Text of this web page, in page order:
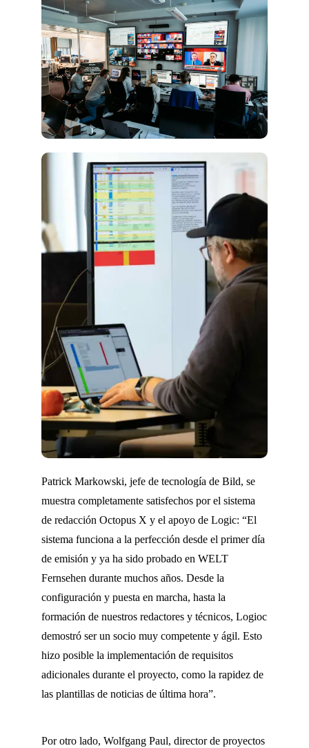
Patrick Markowski, jefe de tecnología de Bild, se
muestra completamente satisfechos por el sistema
de redacción Octopus X y el apoyo de Logic: “El
sistema funciona a la perfección desde el primer día
de emisión y ya ha sido probado en WELT
Fernsehen durante muchos años. Desde la
configuración y puesta en marcha, hasta la
formación de nuestros redactores y técnicos, Logioc
demostró ser un socio muy competente y ágil. Esto
hizo posible la implementación de requisitos
adicionales durante el proyecto, como la rapidez de
las plantillas de noticias de última hora”.
Por otro lado, Wolfgang Paul, director de proyectos